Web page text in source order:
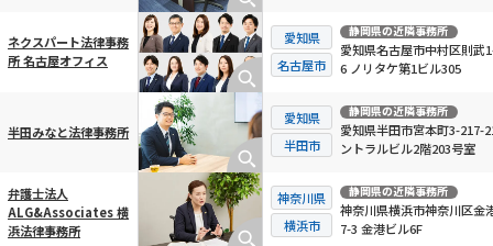
ネクスパート法律事務
所 名古屋オフィス
愛知県
名古屋市
静岡県の近隣事務所
愛知県名古屋市中村区則武
6 ノリタケ第1ビル305
半田みなと法律事務所
愛知県
半田市
静岡県の近隣事務所
愛知県半田市宮本町3-217-
ントラルビル2階203号室
弁護士法人
ALG&Associates 横
浜法律事務所
神奈川県
横浜市
静岡県の近隣事務所
神奈川県横浜市神奈川区金
7-3 金港ビル6F